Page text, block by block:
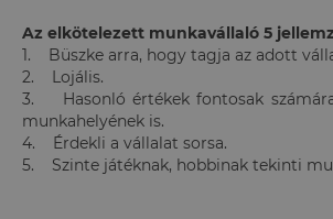
Az elkötelezett munkavállaló 5
1. Büszke arra, hogy tagja az adott
2. Lojális.
3. Hasonló értékek fontosak
munkahelyének is.
4. Érdekli a vállalat sorsa.
5. Szinte játéknak, hobbinak tekinti